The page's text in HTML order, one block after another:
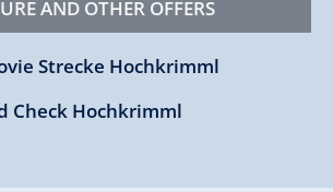
AND OTHER OFFERS
Strecke Hochkrimml
Check Hochkrimml